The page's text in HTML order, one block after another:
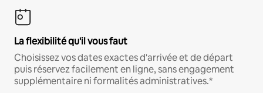
La flexibilité qu'il vous faut
Choisissez vos dates exactes d'arrivée et de départ
puis réservez facilement en ligne, sans engagement
supplémentaire ni formalités administratives.*